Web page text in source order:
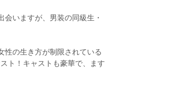
いますが、男装の同級生・
性の生き方が制限されている
ト！キャストも豪華で、ます